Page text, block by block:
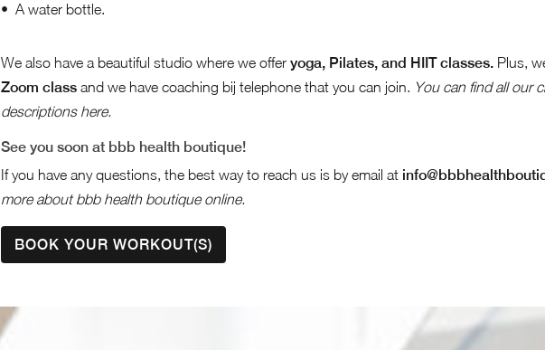
A water bottle.
We also have a beautiful studio where we offer yoga, Pilates, and HIIT classes.Plus,
Zoom classand we have coaching bij telephone that you can join. You can find all our
descriptions here.
See you soon at bbb health boutique!
If you have any questions, the best way to reach us is by email at
more about bbb health boutique online.
BOOK YOUR WORKOUT(S)